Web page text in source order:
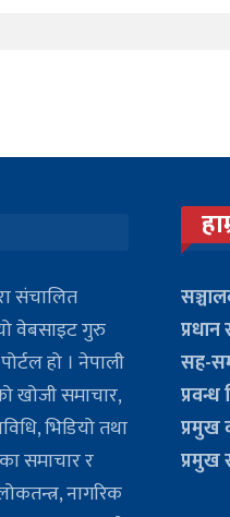
संचालित
वेबसाइट गुरु
हो । नेपाली
खोजी समाचार,
भिडियो तथा
समाचार र
नागरिक
सह-
प्रमुख
प्रमुख